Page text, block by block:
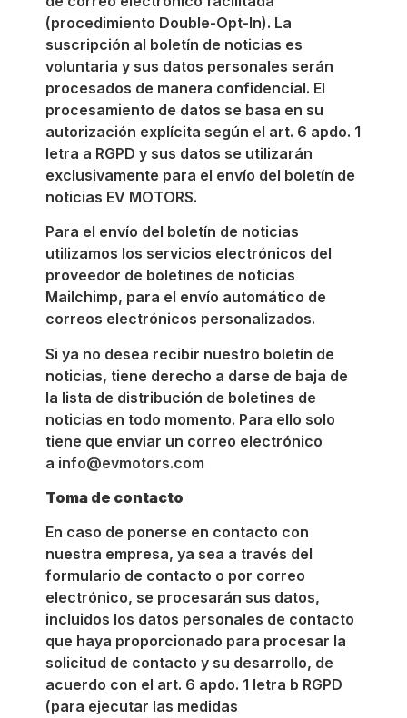
(procedimiento Double-Opt-In). La
suscripción al boletín de noticias es
voluntaria y sus datos personales serán
procesados de manera confidencial. El
procesamiento de datos se basa en su
autorización explícita según el art. 6 apdo. 1
letra a RGPD y sus datos se utilizarán
exclusivamente para el envío del boletín de
noticias EV MOTORS.
Para el envío del boletín de noticias
utilizamos los servicios electrónicos del
proveedor de boletines de noticias
Mailchimp, para el envío automático de
correos electrónicos personalizados.
Si ya no desea recibir nuestro boletín de
noticias, tiene derecho a darse de baja de
la lista de distribución de boletines de
noticias en todo momento. Para ello solo
tiene que enviar un correo electrónico
a info@evmotors.com
Toma de contacto
En caso de ponerse en contacto con
nuestra empresa, ya sea a través del
formulario de contacto o por correo
electrónico, se procesarán sus datos,
incluidos los datos personales de contacto
que haya proporcionado para procesar la
solicitud de contacto y su desarrollo, de
acuerdo con el art. 6 apdo. 1 letra b RGPD
(para ejecutar las medidas